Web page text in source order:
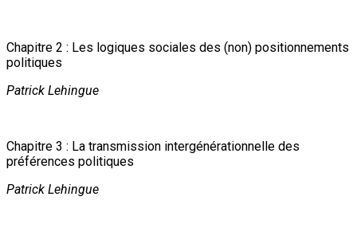
Chapitre 2 : Les logiques sociales des (non) positionnements
politiques
Patrick Lehingue
Chapitre 3 : La transmission intergénérationnelle des
préférences politiques
Patrick Lehingue